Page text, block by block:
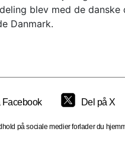
blev med de
Danmark.
Facebook Del på X
på sociale medier forlader du